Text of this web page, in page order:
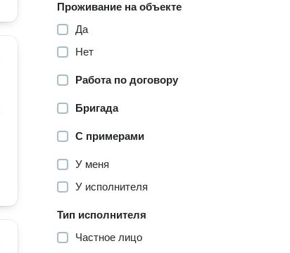
Проживание на объекте
Да
Нет
Работа по договору
Бригада
С примерами
У меня
У исполнителя
Тип исполнителя
Частное лицо